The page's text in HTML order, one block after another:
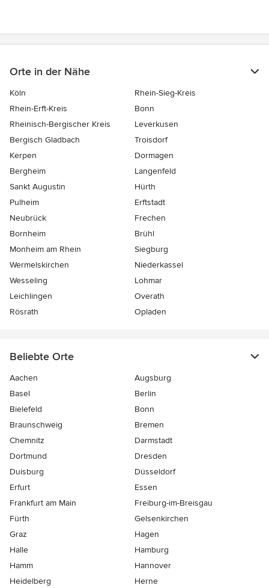
Orte in der Nähe
Köln
Rhein-Sieg-Kreis
Rhein-Erft-Kreis
Bonn
Rheinisch-Bergischer Kreis
Leverkusen
Bergisch Gladbach
Troisdorf
Kerpen
Dormagen
Bergheim
Langenfeld
Sankt Augustin
Hürth
Pulheim
Erftstadt
Neubrück
Frechen
Bornheim
Brühl
Monheim am Rhein
Siegburg
Wermelskirchen
Niederkassel
Wesseling
Lohmar
Leichlingen
Overath
Rösrath
Opladen
Beliebte Orte
Aachen
Augsburg
Basel
Berlin
Bielefeld
Bonn
Braunschweig
Bremen
Chemnitz
Darmstadt
Dortmund
Dresden
Duisburg
Düsseldorf
Erfurt
Essen
Frankfurt am Main
Freiburg-im-Breisgau
Fürth
Gelsenkirchen
Graz
Hagen
Halle
Hamburg
Hamm
Hannover
Heidelberg
Herne